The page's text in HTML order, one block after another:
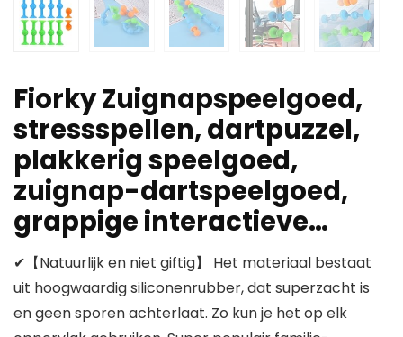
Fiorky Zuignapspeelgoed,
stressspellen, dartpuzzel,
plakkerig speelgoed,
zuignap-dartspeelgoed,
grappige interactieve…
✔【Natuurlijk en niet giftig】 Het materiaal bestaat
uit hoogwaardig siliconenrubber, dat superzacht is
en geen sporen achterlaat. Zo kun je het op elk